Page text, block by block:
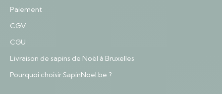
Paiement
CGV
CGU
Livraison de sapins de Noël à Bruxelles
Pourquoi choisir SapinNoel.be ?